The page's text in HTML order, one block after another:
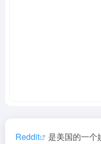
Reddit
是美国的一个